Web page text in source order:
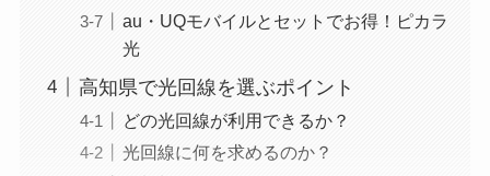
au・UQモバイルとセットでお得！ピカラ
光
高知県で光回線を選ぶポイント
どの光回線が利用できるか？
光回線に何を求めるのか？